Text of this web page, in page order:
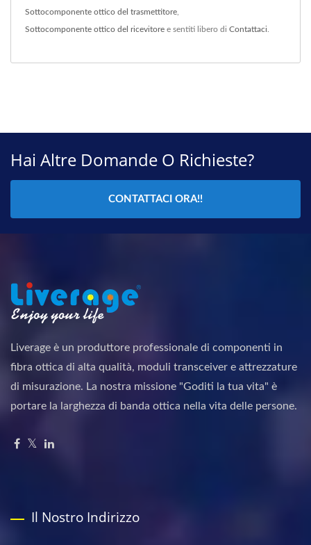
Sottocomponente ottico del trasmettitore
Sottocomponente ottico del ricevitore e sentiti libero di Contattaci
Hai Altre Domande O Richieste?
CONTATTACI ORA!!
Liverage è un produttore professionale di componenti in
fibra ottica di alta qualità, moduli transceiver e attrezzature
di misurazione. La nostra missione "Goditi la tua vita" è
portare la larghezza di banda ottica nella vita delle persone.
Il Nostro Indirizzo